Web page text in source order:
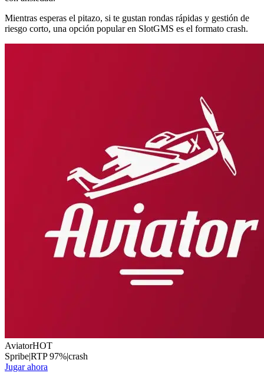
Mientras esperas el pitazo, si te gustan rondas rápidas y gestión de
riesgo corto, una opción popular en SlotGMS es el formato crash.
AviatorHOT
Spribe|RTP97%|crash
Jugar ahora